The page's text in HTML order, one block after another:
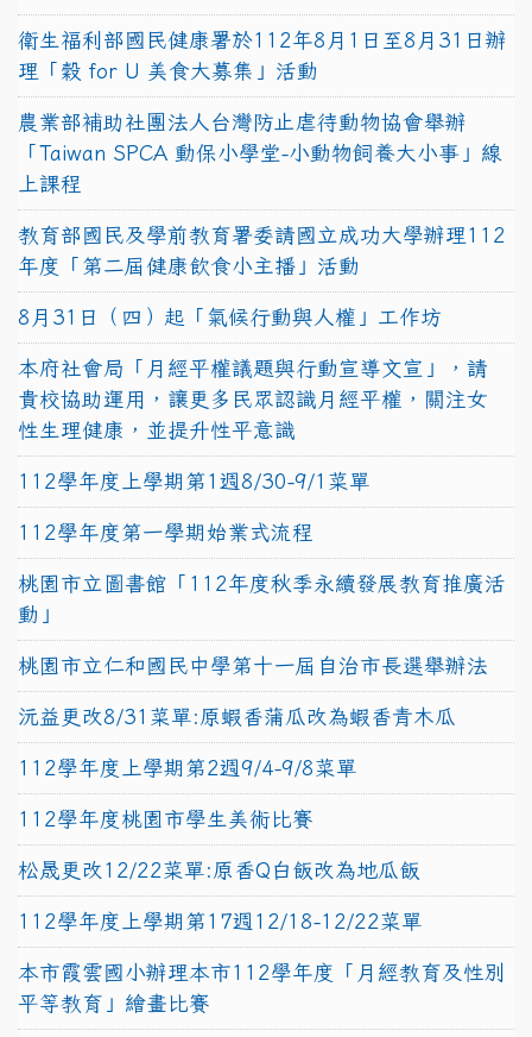
衛生福利部國民健康署於112年8月1日至8月31日辦
理「穀 for U 美食大募集」活動
農業部補助社團法人台灣防止虐待動物協會舉辦
「Taiwan SPCA 動保小學堂-小動物飼養大小事」線
上課程
教育部國民及學前教育署委請國立成功大學辦理112
年度「第二屆健康飲食小主播」活動
8月31日（四）起「氣候行動與人權」工作坊
本府社會局「月經平權議題與行動宣導文宣」，請
貴校協助運用，讓更多民眾認識月經平權，關注女
性生理健康，並提升性平意識
112學年度上學期第1週8/30-9/1菜單
112學年度第一學期始業式流程
桃園市立圖書館「112年度秋季永續發展教育推廣活
動」
桃園市立仁和國民中學第十一屆自治市長選舉辦法
沅益更改8/31菜單:原蝦香蒲瓜改為蝦香青木瓜
112學年度上學期第2週9/4-9/8菜單
112學年度桃園市學生美術比賽
松晟更改12/22菜單:原香Q白飯改為地瓜飯
112學年度上學期第17週12/18-12/22菜單
本市霞雲國小辦理本市112學年度「月經教育及性別
平等教育」繪畫比賽